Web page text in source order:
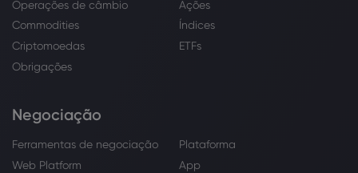
Operações de câmbio
Ações
Commodities
Índices
Criptomoedas
ETFs
Obrigações
Negociação
Ferramentas de negociação
Plataforma
Web Platform
App